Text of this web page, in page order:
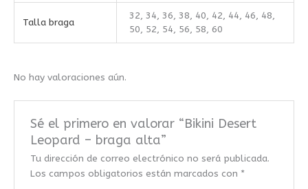
Talla braga
32, 34, 36, 38, 40, 42, 44, 46, 48,
50, 52, 54, 56, 58, 60
No hay valoraciones aún.
Sé el primero en valorar “Bikini Desert
Leopard – braga alta”
Tu dirección de correo electrónico no será publicada.
Los campos obligatorios están marcados con *